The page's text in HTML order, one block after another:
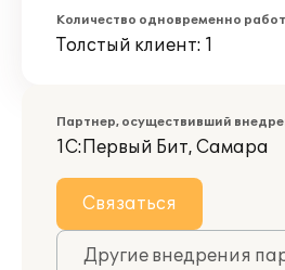
Количество одновременно
Толстый клиент: 1
Партнер, осуществивший
1С:Первый Бит, Самара
Связаться
Другие внедрения